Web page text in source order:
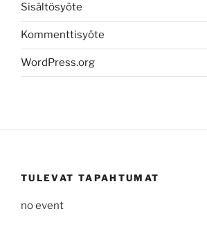
Sisältösyöte
Kommenttisyöte
WordPress.org
TULEVAT TAPAHTUMAT
no event